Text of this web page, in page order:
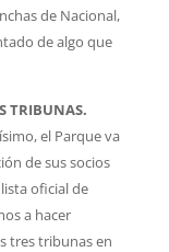
de Nacional,
de algo que
TRIBUNAS.
el Parque va
de sus socios
oficial de
a hacer
tres tribunas en